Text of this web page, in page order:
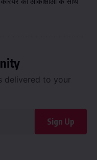
delivered to your
Sign Up